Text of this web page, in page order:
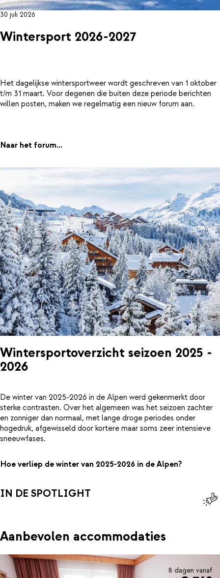
30 juli 2026
Wintersport 2026-2027
Het dagelijkse wintersportweer wordt geschreven van 1 oktober
t/m 31 maart. Voor degenen die buiten deze periode berichten
willen posten, maken we regelmatig een nieuw forum aan.
Naar het forum...
Wintersportoverzicht seizoen 2025 -
2026
De winter van 2025-2026 in de Alpen werd gekenmerkt door
sterke contrasten. Over het algemeen was het seizoen zachter
en zonniger dan normaal, met lange droge periodes onder
hogedruk, afgewisseld door kortere maar soms zeer intensieve
sneeuwfases.
Hoe verliep de winter van 2025-2026 in de Alpen?
IN DE SPOTLIGHT
Aanbevolen accommodaties
8 dagen vanaf